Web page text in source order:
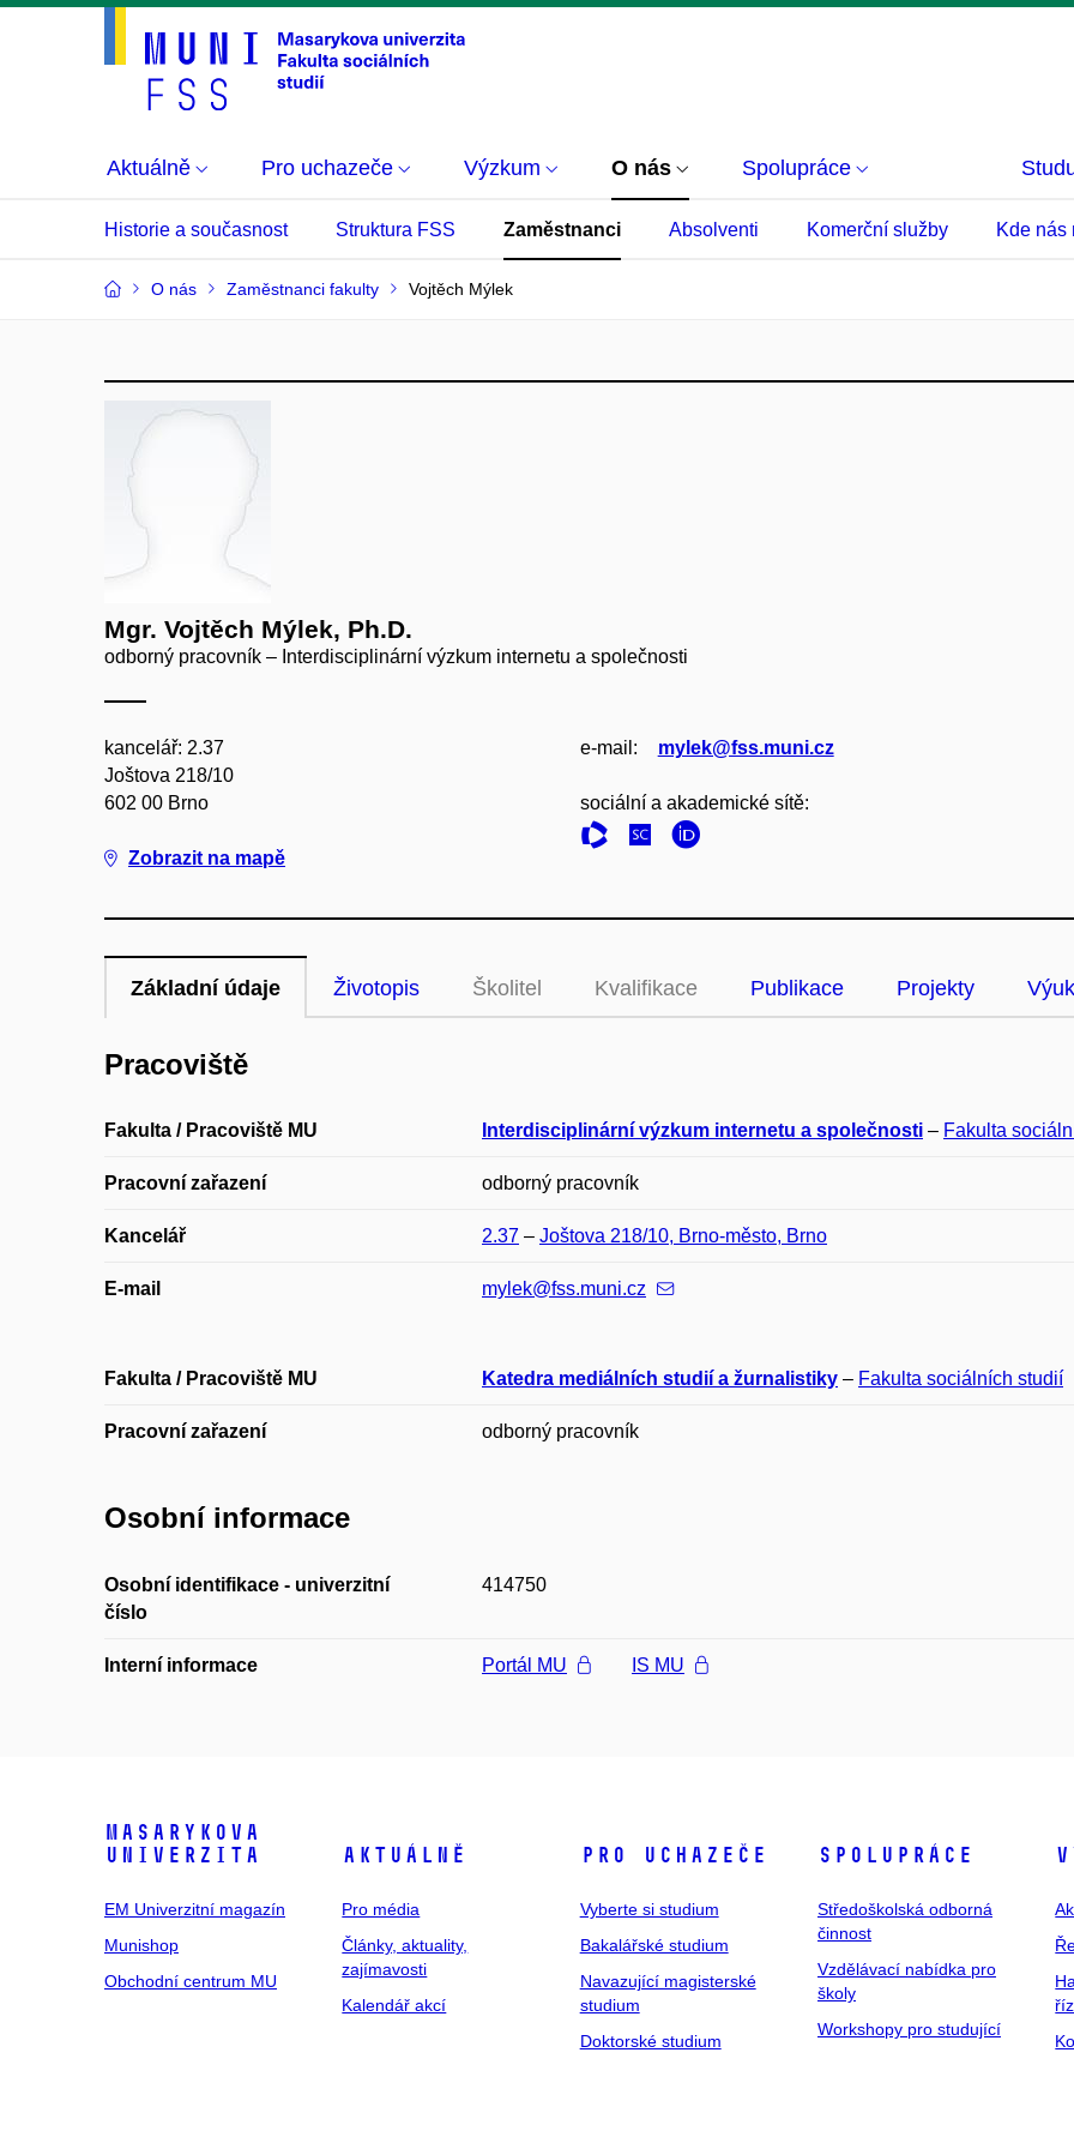
Aktuálně Pro uchazeče Výzkum O nás Spolupráce
Historie a současnost Struktura FSS Zaměstnanci Absolventi Komerční služby Kde nás
O nás Zaměstnanci fakulty Vojtěch Mýlek
Mgr. Vojtěch Mýlek, Ph.D.
odborný pracovník – Interdisciplinární výzkum internetu a společnosti
kancelář: 2.37
Joštova 218/10
602 00 Brno
Zobrazit na mapě
e‑mail: mylek@fss.muni.cz
sociální a akademické sítě:
Základní údaje Životopis Školitel Kvalifikace Publikace Projekty
Pracoviště
Fakulta / Pracoviště MU Interdisciplinární výzkum internetu a společnosti – Fakulta
Pracovní zařazení odborný pracovník
Kancelář 2.37 – Joštova 218/10, Brno-město, Brno
E-mail mylek@fss.muni.cz
Fakulta / Pracoviště MU Katedra mediálních studií a žurnalistiky – Fakulta sociálních studií
Pracovní zařazení odborný pracovník
Osobní informace
Osobní identifikace - univerzitní
číslo
414750
Interní informace Portál MU IS MU
Masarykova
univerzita
EM Univerzitní magazín
Munishop
Obchodní centrum MU
Aktuálně
Pro média
Články, aktuality,
zajímavosti
Kalendář akcí
Pro uchazeče
Vyberte si studium
Bakalářské studium
Navazující magisterské
studium
Doktorské studium
Spolupráce
Středoškolská odborná
činnost
Vzdělávací nabídka pro
školy
Workshopy pro studující